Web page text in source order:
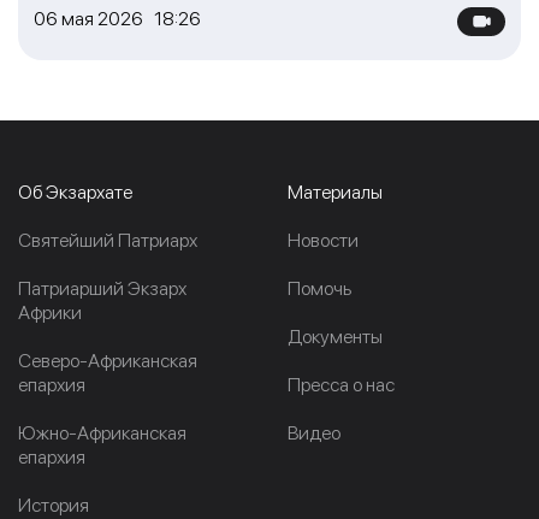
06 мая 2026 18:26
Об Экзархате
Cвятейший Патриарх
Патриарший Экзарх
Африки
Северо-Африканская
епархия
Южно-Африканская
епархия
История
Материалы
Новости
Помочь
Документы
Пресса о нас
Видео